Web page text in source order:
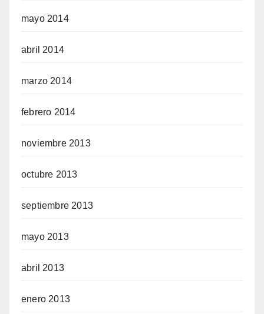
mayo 2014
abril 2014
marzo 2014
febrero 2014
noviembre 2013
octubre 2013
septiembre 2013
mayo 2013
abril 2013
enero 2013